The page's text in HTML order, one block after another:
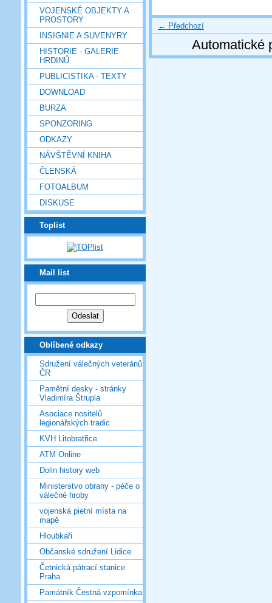
VOJENSKÉ OBJEKTY A
PROSTORY
INSIGNIE A SUVENYRY
HISTORIE - GALERIE
HRDINŮ
PUBLICISTIKA - TEXTY
DOWNLOAD
BURZA
SPONZORING
ODKAZY
NÁVŠTĚVNÍ KNIHA
ČLENSKÁ
FOTOALBUM
DISKUSE
Toplist
Mail list
Oblíbené odkazy
Sdružení válečných veteránů
ČR
Pamětní desky - stránky
Vladimíra Štrupla
Asociace nositelů
legionářských tradic
KVH Litobratřice
ATM Online
Dolin history web
Ministerstvo obrany - péče o
válečné hroby
vojenská pietní místa na
mapě
Hloubkaři
Občanské sdružení Lidice
Četnická pátrací stanice
Praha
Památník Čestná vzpomínka
← Předchozí
Automatické